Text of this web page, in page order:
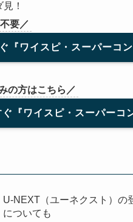
！
要／
『ワイスピ・スーパーコ
の方はこちら／
ぐ『ワイスピ・スーパー
U-NEXT（ユーネクスト）の
についても